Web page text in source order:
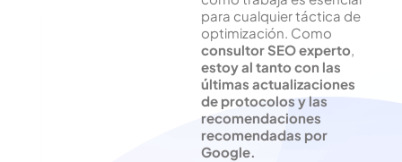
para cualquier táctica de
optimización. Como
consultor SEO experto,
estoy al tanto con las
últimas actualizaciones
de protocolos y las
recomendaciones
recomendadas por
Google.